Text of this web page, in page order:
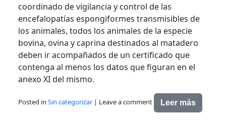
coordinado de vigilancia y control de las
encefalopatías espongiformes transmisibles de
los animales, todos los animales de la especie
bovina, ovina y caprina destinados al matadero
deben ir acompañados de un certificado que
contenga al menos los datos que figuran en el
anexo XI del mismo.
Posted in Sin categorizar | Leave a comment Leer más